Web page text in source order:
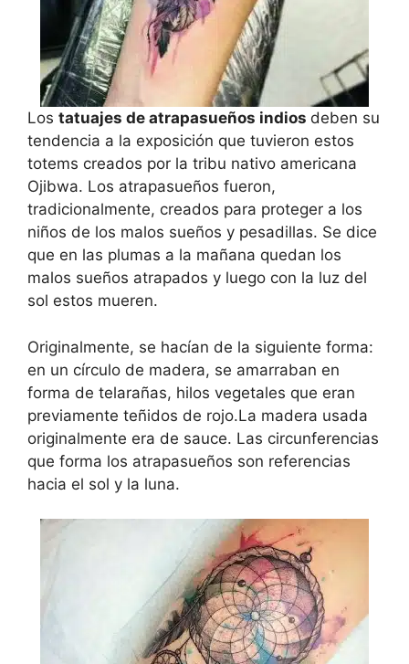
Los tatuajes de atrapasueños indios deben su
tendencia a la exposición que tuvieron estos
totems creados por la tribu nativo americana
Ojibwa. Los atrapasueños fueron,
tradicionalmente, creados para proteger a los
niños de los malos sueños y pesadillas. Se dice
que en las plumas a la mañana quedan los
malos sueños atrapados y luego con la luz del
sol estos mueren.
Originalmente, se hacían de la siguiente forma:
en un círculo de madera, se amarraban en
forma de telarañas, hilos vegetales que eran
previamente teñidos de rojo.La madera usada
originalmente era de sauce. Las circunferencias
que forma los atrapasueños son referencias
hacia el sol y la luna.